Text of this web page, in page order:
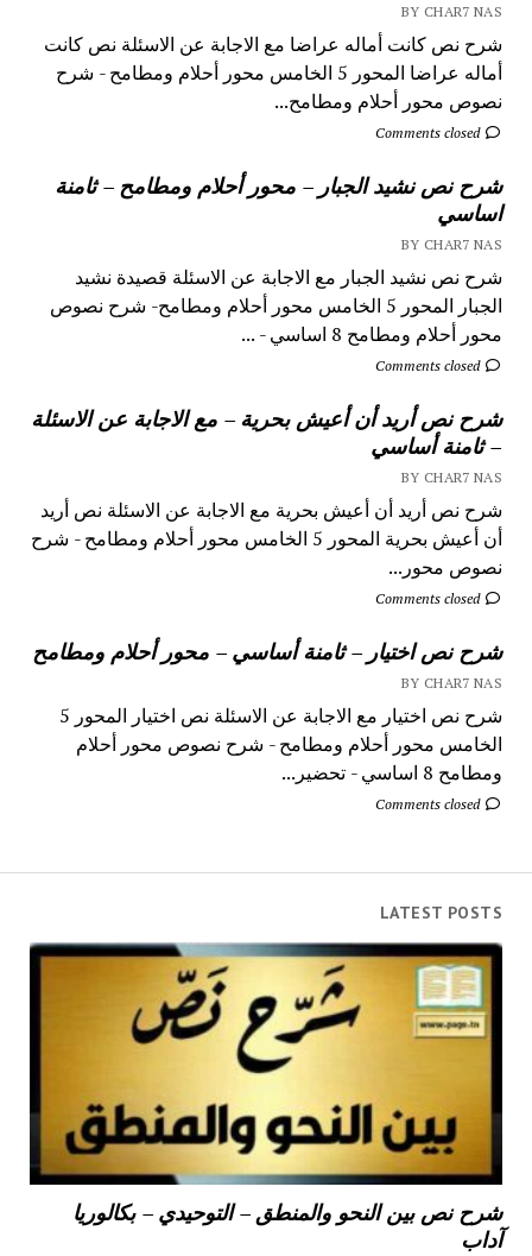
BY CHAR7 NAS
شرح نص كانت أماله عراضا مع الاجابة عن الاسئلة نص كانت
أماله عراضا المحور 5 الخامس محور أحلام ومطامح - شرح
نصوص محور أحلام ومطامح...
Comments closed
شرح نص نشيد الجبار – محور أحلام ومطامح – ثامنة
اساسي
BY CHAR7 NAS
شرح نص نشيد الجبار مع الاجابة عن الاسئلة قصيدة نشيد
الجبار المحور 5 الخامس محور أحلام ومطامح- شرح نصوص
محور أحلام ومطامح 8 اساسي - ...
Comments closed
شرح نص أريد أن أعيش بحرية – مع الاجابة عن الاسئلة
– ثامنة أساسي
BY CHAR7 NAS
شرح نص أريد أن أعيش بحرية مع الاجابة عن الاسئلة نص أريد
أن أعيش بحرية المحور 5 الخامس محور أحلام ومطامح - شرح
نصوص محور...
Comments closed
شرح نص اختيار – ثامنة أساسي – محور أحلام ومطامح
BY CHAR7 NAS
شرح نص اختيار مع الاجابة عن الاسئلة نص اختيار المحور 5
الخامس محور أحلام ومطامح - شرح نصوص محور أحلام
ومطامح 8 اساسي - تحضير...
Comments closed
LATEST POSTS
شرح نص بين النحو والمنطق – التوحيدي – بكالوريا
آداب